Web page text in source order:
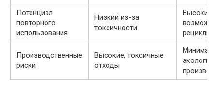
Потенциал
повторного
использования
Низкий из-за
токсичности
Высокий,
возможен
рециклинг
Производственные
риски
Высокие, токсичные
отходы